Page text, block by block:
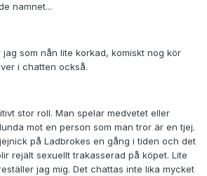
namnet...
som nån lite korkad, komiskt nog kör
i chatten också.
stor roll. Man spelar medvetet eller
mot en person som man tror är en tjej.
på Ladbrokes en gång i tiden och det
rejält sexuellt trakasserad på köpet. Lite
jag mig. Det chattas inte lika mycket